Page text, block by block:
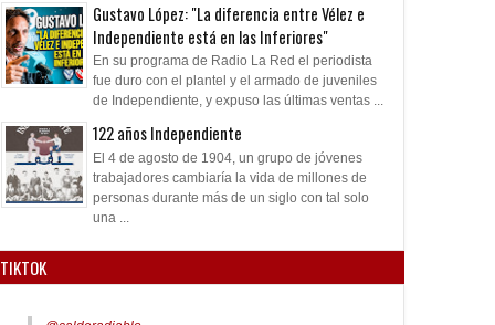
Gustavo López: "La diferencia entre Vélez e
Independiente está en las Inferiores"
En su programa de Radio La Red el periodista
fue duro con el plantel y el armado de juveniles
de Independiente, y expuso las últimas ventas ...
122 años Independiente
El 4 de agosto de 1904, un grupo de jóvenes
trabajadores cambiaría la vida de millones de
personas durante más de un siglo con tal solo
una ...
TIKTOK